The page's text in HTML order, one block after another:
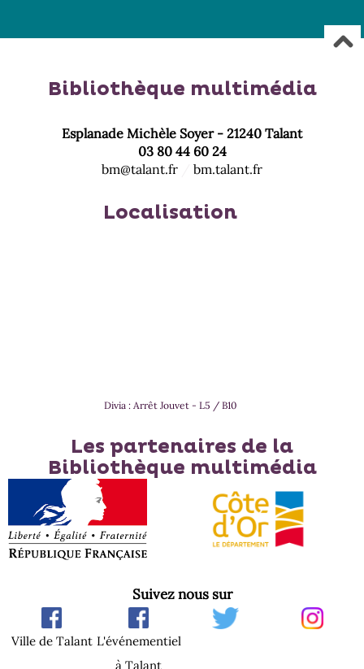
Bibliothèque multimédia
Esplanade Michèle Soyer - 21240 Talant
03 80 44 60 24
bm@talant.fr
bm.talant.fr
Localisation
Divia : Arrêt Jouvet - L5 / B10
Les partenaires de la
Bibliothèque multimédia
Suivez nous sur
Ville de Talant L'événementiel
à Talant